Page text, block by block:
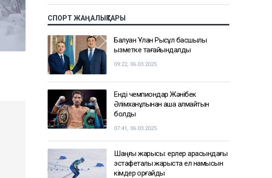
СПОРТ ЖАҢАЛЫҚТАРЫ
Балуан Ұлан Рысқұл басшылық
қызметке тағайындалды
09:22, 06.03.2025
Енді чемпиондар Жәнібек
Әлімханұлынан қаша алмайтын
болды
07:41, 06.03.2025
Шаңғы жарысы: ерлер арасындағы
эстафеталық жарыста ел намысын
кімдер қорғайды